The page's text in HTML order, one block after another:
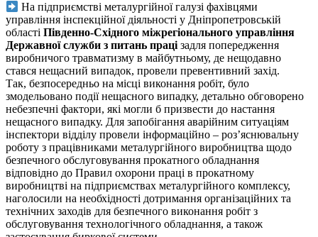
На підприємстві металургійної галузі фахівцями
управління інспекційної діяльності у Дніпропетровській
області Південно-Східного міжрегіонального управління
Державної служби з питань праці задля попередження
виробничого травматизму в майбутньому, де нещодавно
стався нещасний випадок, провели превентивний захід.
Так, безпосередньо на місці виконання робіт, було
змодельовано події нещасного випадку, детально обговорено
небезпечні фактори, які могли б призвести до настання
нещасного випадку. Для запобігання аварійним ситуаціям
інспектори відділу провели інформаційно – роз’яснювальну
роботу з працівниками металургійного виробництва щодо
безпечного обслуговування прокатного обладнання
відповідно до Правил охорони праці в прокатному
виробництві на підприємствах металургійного комплексу,
наголосили на необхідності дотримання організаційних та
технічних заходів для безпечного виконання робіт з
обслуговування технологічного обладнання, а також